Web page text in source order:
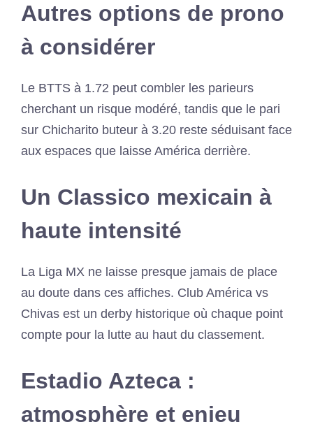
Autres options de prono
à considérer
Le BTTS à 1.72 peut combler les parieurs
cherchant un risque modéré, tandis que le pari
sur Chicharito buteur à 3.20 reste séduisant face
aux espaces que laisse América derrière.
Un Classico mexicain à
haute intensité
La Liga MX ne laisse presque jamais de place
au doute dans ces affiches. Club América vs
Chivas est un derby historique où chaque point
compte pour la lutte au haut du classement.
Estadio Azteca :
atmosphère et enjeu